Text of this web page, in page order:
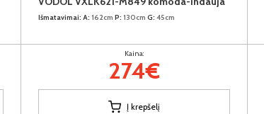
Išmatavimai: A: 162cm P: 130cm G: 45cm
Kaina:
274€
Į krepšelį